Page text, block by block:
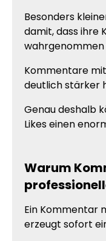
Besonders
damit, dass ihre
wahrgenommen
Kommentare
deutlich stärker
Genau deshalb
Likes einen
Warum
Ein Kommentar
erzeugt sofort